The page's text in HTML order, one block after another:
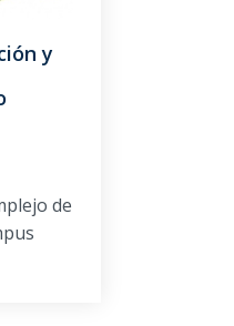
y
de